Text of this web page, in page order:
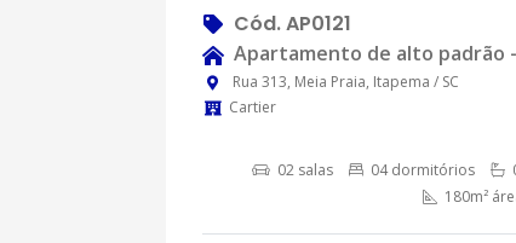
Cód. AP0121
Apartamento de alto padrão
Rua 313, Meia Praia, Itapema / SC
Cartier
02 salas 04 dormitórios
180m²